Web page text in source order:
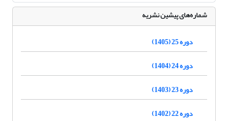
شماره‌های پیشین نشریه
دوره 25 (1405)
دوره 24 (1404)
دوره 23 (1403)
دوره 22 (1402)